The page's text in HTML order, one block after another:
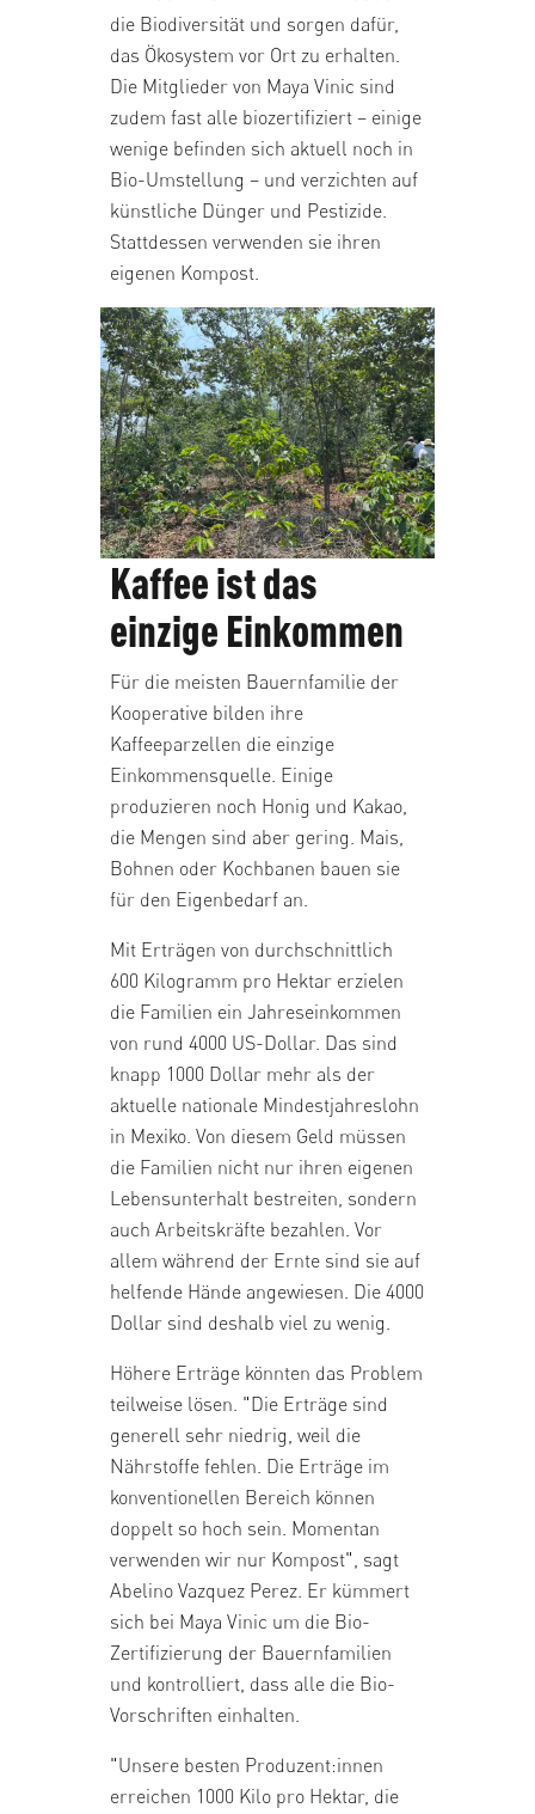
die Biodiversität und sorgen dafür,
das Ökosystem vor Ort zu erhalten.
Die Mitglieder von Maya Vinic sind
zudem fast alle biozertifiziert – einige
wenige befinden sich aktuell noch in
Bio-Umstellung – und verzichten auf
künstliche Dünger und Pestizide.
Stattdessen verwenden sie ihren
eigenen Kompost.
Kaffee ist das
einzige Einkommen
Für die meisten Bauernfamilie der
Kooperative bilden ihre
Kaffeeparzellen die einzige
Einkommensquelle. Einige
produzieren noch Honig und Kakao,
die Mengen sind aber gering. Mais,
Bohnen oder Kochbanen bauen sie
für den Eigenbedarf an.
Mit Erträgen von durchschnittlich
600 Kilogramm pro Hektar erzielen
die Familien ein Jahreseinkommen
von rund 4000 US-Dollar. Das sind
knapp 1000 Dollar mehr als der
aktuelle nationale Mindestjahreslohn
in Mexiko. Von diesem Geld müssen
die Familien nicht nur ihren eigenen
Lebensunterhalt bestreiten, sondern
auch Arbeitskräfte bezahlen. Vor
allem während der Ernte sind sie auf
helfende Hände angewiesen. Die 4000
Dollar sind deshalb viel zu wenig.
Höhere Erträge könnten das Problem
teilweise lösen. "Die Erträge sind
generell sehr niedrig, weil die
Nährstoffe fehlen. Die Erträge im
konventionellen Bereich können
doppelt so hoch sein. Momentan
verwenden wir nur Kompost", sagt
Abelino Vazquez Perez. Er kümmert
sich bei Maya Vinic um die Bio-
Zertifizierung der Bauernfamilien
und kontrolliert, dass alle die Bio-
Vorschriften einhalten.
"Unsere besten Produzent:innen
erreichen 1000 Kilo pro Hektar, die